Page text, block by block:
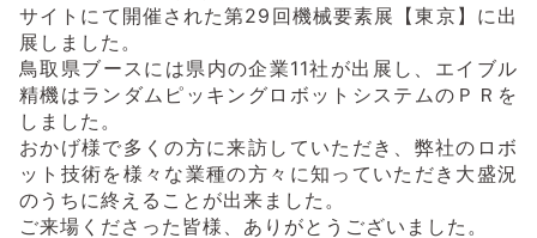
サイトにて開催された第29回機械要素展【東京】に出
展しました。
鳥取県ブースには県内の企業11社が出展し、エイブル
精機はランダムピッキングロボットシステムのＰＲを
しました。
おかげ様で多くの方に来訪していただき、弊社のロボ
ット技術を様々な業種の方々に知っていただき大盛況
のうちに終えることが出来ました。
ご来場くださった皆様、ありがとうございました。